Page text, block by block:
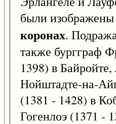
были изображены
коронах.
также бургграф
1398) в
Нойштадте-на-
(1381 - 1428) в
Гогенлоэ (1371 -